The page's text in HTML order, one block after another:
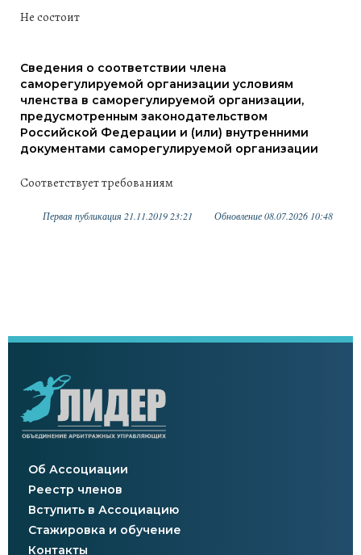
Не состоит
Сведения о соответствии члена
саморегулируемой организации условиям
членства в саморегулируемой организации,
предусмотренным законодательством
Российской Федерации и (или) внутренними
документами саморегулируемой организации
Соответствует требованиям
Первая публикация 21.11.2019 23:21 Обновление 08.07.2026 10:48
Об Ассоциации
Реестр членов
Вступить в Ассоциацию
Стажировка и обучение
Контакты